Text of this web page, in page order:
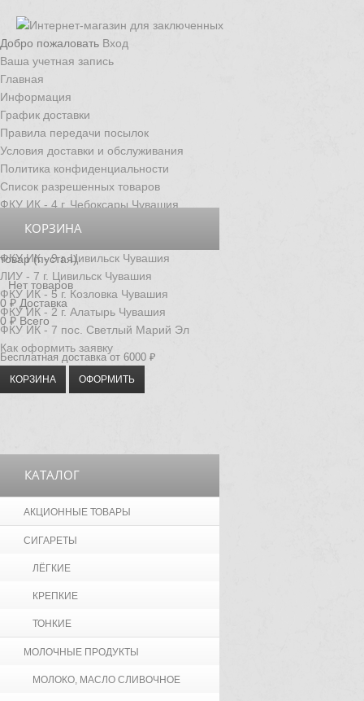
Добро пожаловать Вход
Ваша учетная запись
Главная
Информация
График доставки
Правила передачи посылок
Условия доставки и обслуживания
Политика конфиденциальности
Список разрешенных товаров
ФКУ ИК - 4 г. Чебоксары Чувашия
ФКУ ИК - 3 г. Новочебоксарск Чувашия
ФКУ ИК - 9 г. Цивильск Чувашия
ЛИУ - 7 г. Цивильск Чувашия
ФКУ ИК - 5 г. Козловка Чувашия
ФКУ ИК - 2 г. Алатырь Чувашия
ФКУ ИК - 7 пос. Светлый Марий Эл
Как оформить заявку
КОРЗИНА
товар (пустая)
Нет товаров
0 ₽ Доставка
0 ₽ Всего
Бесплатная доставка от 6000 ₽
КОРЗИНА ОФОРМИТЬ
КАТАЛОГ
АКЦИОННЫЕ ТОВАРЫ
СИГАРЕТЫ
ЛЁГКИЕ
КРЕПКИЕ
ТОНКИЕ
МОЛОЧНЫЕ ПРОДУКТЫ
МОЛОКО, МАСЛО СЛИВОЧНОЕ